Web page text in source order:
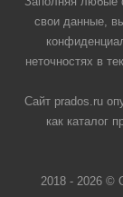
свои данные,
неточностях в
Сайт prados.ru
как каталог
2018 - 2026 ©